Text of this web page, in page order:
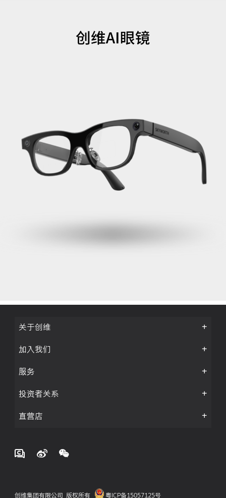
关于创维
加入我们
服务
投资者关系
直营店
创维集团有限公司 版权所有 粤ICP备15057125号